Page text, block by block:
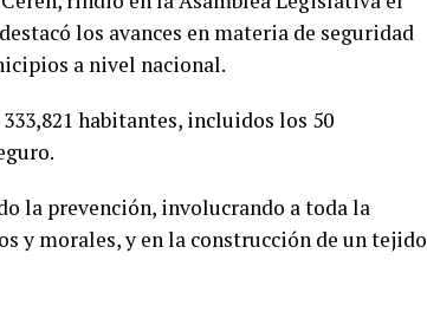
los avances en materia de seguridad
a nivel nacional.
habitantes, incluidos los 50
la prevención, involucrando a toda la
y morales, y en la construcción de un tejido